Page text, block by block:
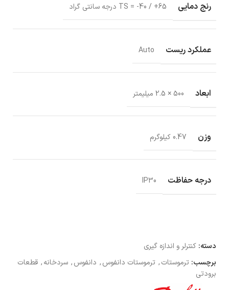
رنج دمایی TS = -40 / +65 درجه سانتی گراد
عملکرد ریست Auto
ابعاد 500 × 2.5 میلیمتر
وزن 0.47 کیلوگرم
درجه حفاظت IP30
دسته: کنترلر و اندازه گیری
برچسب: ترموستات, ترموستات دانفوس, دانفوس, سردخانه, قطعات
برودتی